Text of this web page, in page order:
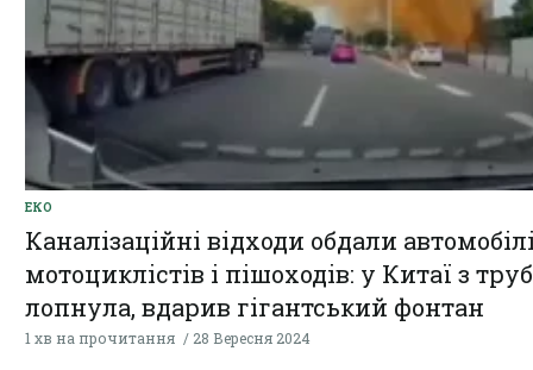
ЕКО
Каналізаційні відходи обдали
мотоциклістів і пішоходів: у Китаї з
лопнула, вдарив гігантський фонтан
1 хв на прочитання 28 Вересня 2024